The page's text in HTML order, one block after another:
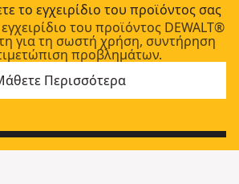
το εγχειρίδιο του προϊόντος σας
του προϊόντος DEWALT®
για τη σωστή χρήση, συντήρηση
προβλημάτων.
Περισσότερα